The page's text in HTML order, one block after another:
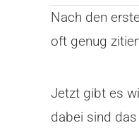
Nach den
oft genug
Jetzt gibt es
dabei sind